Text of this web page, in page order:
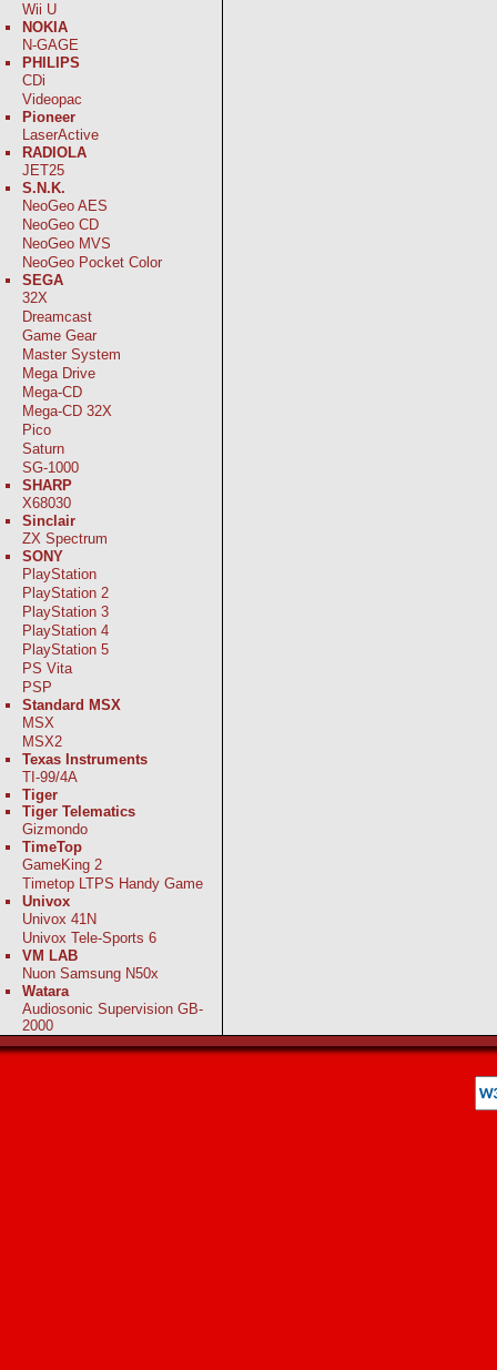
Wii U
NOKIA
N-GAGE
PHILIPS
CDi
Videopac
Pioneer
LaserActive
RADIOLA
JET25
S.N.K.
NeoGeo AES
NeoGeo CD
NeoGeo MVS
NeoGeo Pocket Color
SEGA
32X
Dreamcast
Game Gear
Master System
Mega Drive
Mega-CD
Mega-CD 32X
Pico
Saturn
SG-1000
SHARP
X68030
Sinclair
ZX Spectrum
SONY
PlayStation
PlayStation 2
PlayStation 3
PlayStation 4
PlayStation 5
PS Vita
PSP
Standard MSX
MSX
MSX2
Texas Instruments
TI-99/4A
Tiger
Tiger Telematics
Gizmondo
TimeTop
GameKing 2
Timetop LTPS Handy Game
Univox
Univox 41N
Univox Tele-Sports 6
VM LAB
Nuon Samsung N50x
Watara
Audiosonic Supervision GB-
2000